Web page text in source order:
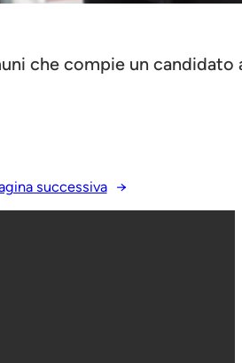
che compie un candidato
successiva →